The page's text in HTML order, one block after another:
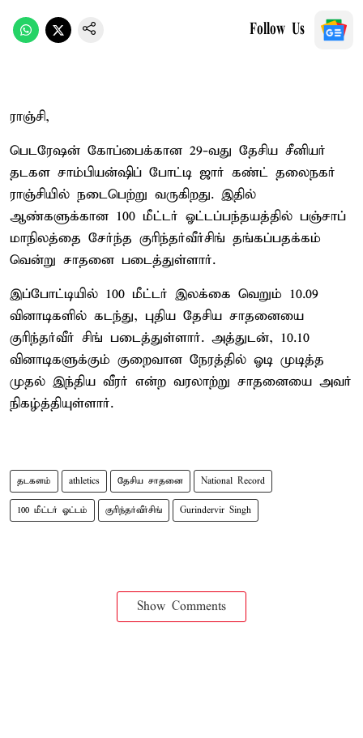
Follow Us
ராஞ்சி,
பெடரேஷன் கோப்பைக்கான 29-வது தேசிய சீனியர்
தடகள சாம்பியன்ஷிப் போட்டி ஜார் கண்ட் தலைநகர்
ராஞ்சியில் நடைபெற்று வருகிறது. இதில்
ஆண்களுக்கான 100 மீட்டர் ஓட்டப்பந்தயத்தில் பஞ்சாப்
மாநிலத்தை சேர்ந்த குரிந்தர்வீர்சிங் தங்கப்பதக்கம்
வென்று சாதனை படைத்துள்ளார்.
இப்போட்டியில் 100 மீட்டர் இலக்கை வெறும் 10.09
வினாடிகளில் கடந்து, புதிய தேசிய சாதனையை
குரிந்தர்வீர் சிங் படைத்துள்ளார். அத்துடன், 10.10
வினாடிகளுக்கும் குறைவான நேரத்தில் ஓடி முடித்த
முதல் இந்திய வீரர் என்ற வரலாற்று சாதனையை அவர்
நிகழ்த்தியுள்ளார்.
தடகளம் athletics தேசிய சாதனை National Record
100 மீட்டர் ஓட்டம் குரிந்தர்வீர்சிங் Gurindervir Singh
Show Comments